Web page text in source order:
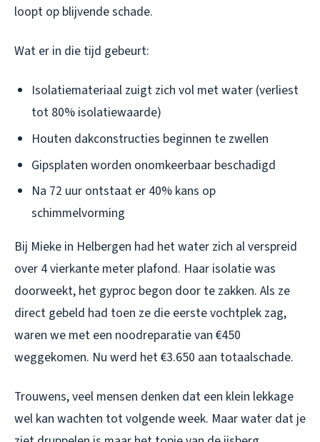
loopt op blijvende schade.
Wat er in die tijd gebeurt:
Isolatiemateriaal zuigt zich vol met water (verliest
tot 80% isolatiewaarde)
Houten dakconstructies beginnen te zwellen
Gipsplaten worden onomkeerbaar beschadigd
Na 72 uur ontstaat er 40% kans op
schimmelvorming
Bij Mieke in Helbergen had het water zich al verspreid
over 4 vierkante meter plafond. Haar isolatie was
doorweekt, het gyproc begon door te zakken. Als ze
direct gebeld had toen ze die eerste vochtplek zag,
waren we met een noodreparatie van €450
weggekomen. Nu werd het €3.650 aan totaalschade.
Trouwens, veel mensen denken dat een klein lekkage
wel kan wachten tot volgende week. Maar water dat je